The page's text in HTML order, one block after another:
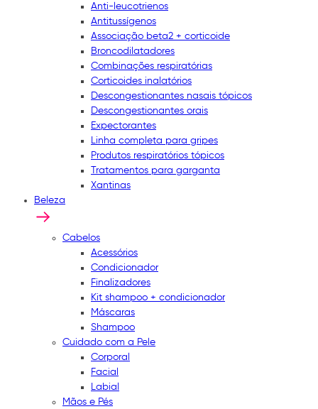
Anti-leucotrienos
Antitussígenos
Associação beta2 + corticoide
Broncodilatadores
Combinações respiratórias
Corticoides inalatórios
Descongestionantes nasais tópicos
Descongestionantes orais
Expectorantes
Linha completa para gripes
Produtos respiratórios tópicos
Tratamentos para garganta
Xantinas
Beleza
Cabelos
Acessórios
Condicionador
Finalizadores
Kit shampoo + condicionador
Máscaras
Shampoo
Cuidado com a Pele
Corporal
Facial
Labial
Mãos e Pés